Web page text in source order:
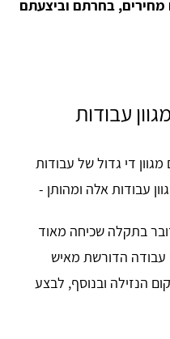
בחרתם וביצעתם
עבודות
די גדול של עבודות
עבודות אלה ומהותן -
בתקלה שכיחה מאוד
עבודה הדורשת מאיש
הנזילה ובנוסף, לבצע